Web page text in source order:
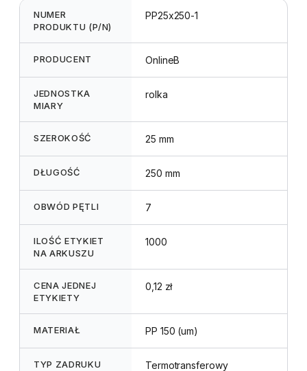
NUMER
PRODUKTU (P/N)
PP25x250-1
PRODUCENT OnlineB
JEDNOSTKA
MIARY
rolka
SZEROKOŚĆ 25 mm
DŁUGOŚĆ 250 mm
OBWÓD PĘTLI 7
ILOŚĆ ETYKIET
NA ARKUSZU
1000
CENA JEDNEJ
ETYKIETY
0,12 zł
MATERIAŁ PP 150 (um)
TYP ZADRUKU Termotransferowy